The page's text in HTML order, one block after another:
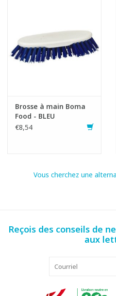
Fiche produit
Brosse à main Boma
Food - BLEU
€8,54
Vous cherchez une
Reçois des conseils de
aux